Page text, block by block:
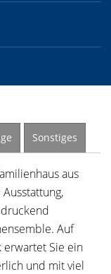
Sonstiges
aus
Auf
erwartet Sie ein
und mit viel